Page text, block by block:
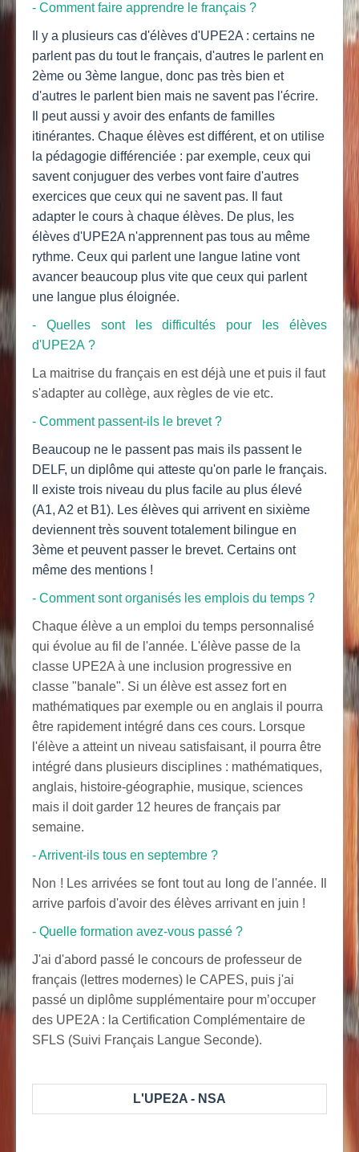
- Comment faire apprendre le français ?
Il y a plusieurs cas d'élèves d'UPE2A : certains ne
parlent pas du tout le français, d'autres le parlent en
2ème ou 3ème langue, donc pas très bien et
d'autres le parlent bien mais ne savent pas l'écrire.
Il peut aussi y avoir des enfants de familles
itinérantes. Chaque élèves est différent, et on utilise
la pédagogie différenciée : par exemple, ceux qui
savent conjuguer des verbes vont faire d'autres
exercices que ceux qui ne savent pas. Il faut
adapter le cours à chaque élèves. De plus, les
élèves d'UPE2A n'apprennent pas tous au même
rythme. Ceux qui parlent une langue latine vont
avancer beaucoup plus vite que ceux qui parlent
une langue plus éloignée.
- Quelles sont les difficultés pour les élèves
d'UPE2A ?
La maitrise du français en est déjà une et puis il faut
s'adapter au collège, aux règles de vie etc.
- Comment passent-ils le brevet ?
Beaucoup ne le passent pas mais ils passent le
DELF, un diplôme qui atteste qu'on parle le français.
Il existe trois niveau du plus facile au plus élevé
(A1, A2 et B1). Les élèves qui arrivent en sixième
deviennent très souvent totalement bilingue en
3ème et peuvent passer le brevet. Certains ont
même des mentions !
- Comment sont organisés les emplois du temps ?
Chaque élève a un emploi du temps personnalisé
qui évolue au fil de l'année. L'élève passe de la
classe UPE2A à une inclusion progressive en
classe "banale". Si un élève est assez fort en
mathématiques par exemple ou en anglais il pourra
être rapidement intégré dans ces cours. Lorsque
l'élève a atteint un niveau satisfaisant, il pourra être
intégré dans plusieurs disciplines : mathématiques,
anglais, histoire-géographie, musique, sciences
mais il doit garder 12 heures de français par
semaine.
- Arrivent-ils tous en septembre ?
Non ! Les arrivées se font tout au long de l'année. Il
arrive parfois d'avoir des élèves arrivant en juin !
- Quelle formation avez-vous passé ?
J'ai d'abord passé le concours de professeur de
français (lettres modernes) le CAPES, puis j'ai
passé un diplôme supplémentaire pour m’occuper
des UPE2A : la Certification Complémentaire de
SFLS (Suivi Français Langue Seconde).
L'UPE2A - NSA